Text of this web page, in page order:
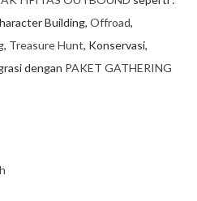
Building, Offroad,
, Treasure Hunt, Konservasi,
dengan PAKET GATHERING